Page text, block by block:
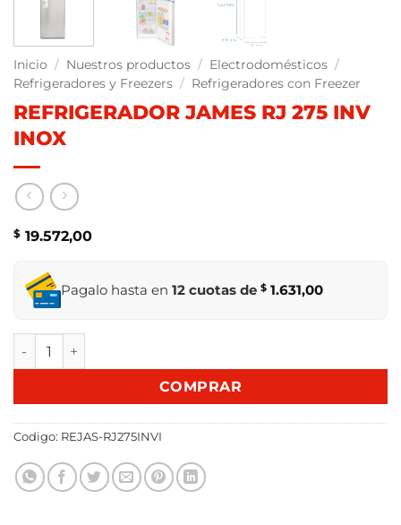
Inicio / Nuestros productos / Electrodomésticos /
Refrigeradores y Freezers / Refrigeradores con Freezer
REFRIGERADOR JAMES RJ 275 INV
INOX
$ 19.572,00
Pagalo hasta en 12 cuotas de $ 1.631,00
REFRIGERADOR JAMES RJ 275 INV INOX cantidad
COMPRAR
Codigo: REJAS-RJ275INVI